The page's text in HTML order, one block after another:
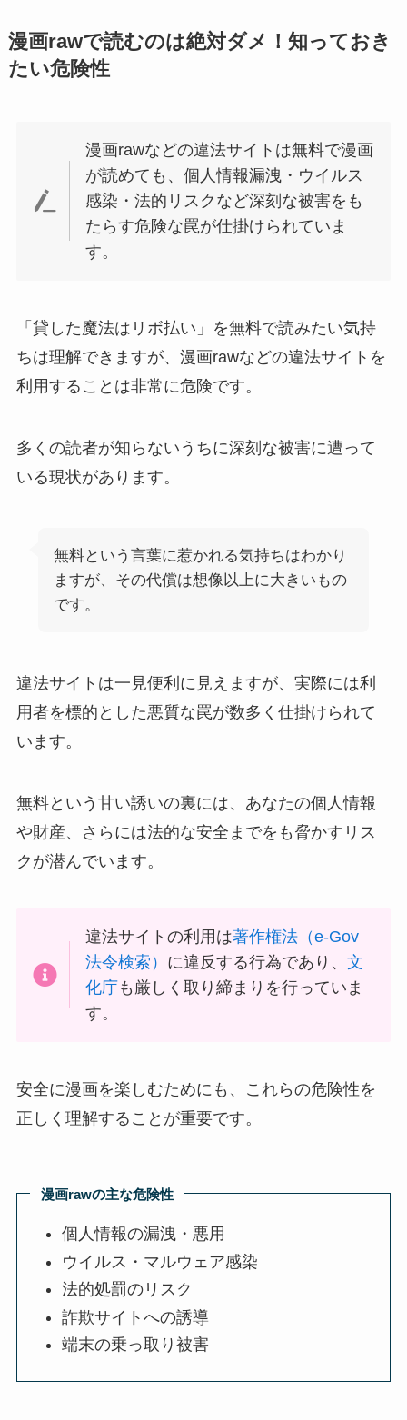
漫画rawで読むのは絶対ダメ！知っておき
たい危険性
漫画rawなどの違法サイトは無料で漫画
が読めても、個人情報漏洩・ウイルス
感染・法的リスクなど深刻な被害をも
たらす危険な罠が仕掛けられていま
す。
「貸した魔法はリボ払い」を無料で読みたい気持
ちは理解できますが、漫画rawなどの違法サイトを
利用することは非常に危険です。
多くの読者が知らないうちに深刻な被害に遭って
いる現状があります。
無料という言葉に惹かれる気持ちはわかり
ますが、その代償は想像以上に大きいもの
です。
違法サイトは一見便利に見えますが、実際には利
用者を標的とした悪質な罠が数多く仕掛けられて
います。
無料という甘い誘いの裏には、あなたの個人情報
や財産、さらには法的な安全までをも脅かすリス
クが潜んでいます。
違法サイトの利用は著作権法（e-Gov
法令検索） に違反する行為であり、文
化庁も厳しく取り締まりを行っていま
す。
安全に漫画を楽しむためにも、これらの危険性を
正しく理解することが重要です。
漫画rawの主な危険性
個人情報の漏洩・悪用
ウイルス・マルウェア感染
法的処罰のリスク
詐欺サイトへの誘導
端末の乗っ取り被害